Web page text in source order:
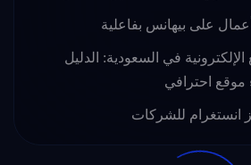
على بيهانس بفاعلية
في السعودية: الدليل
موقع احترافي
انستغرام للشركات